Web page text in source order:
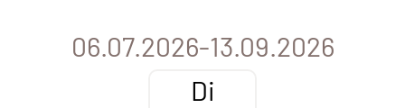
06.07.2026-13.09.2026
Di